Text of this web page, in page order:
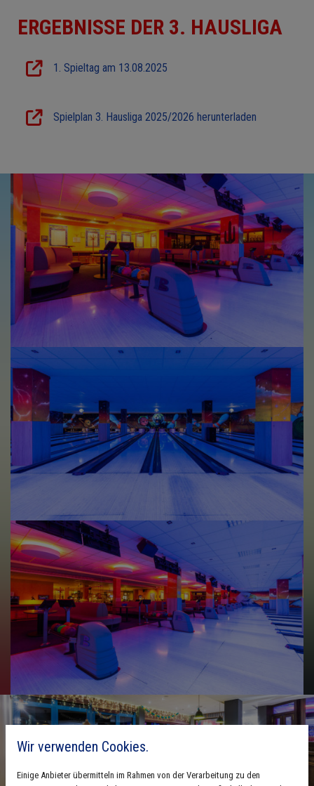
ERGEBNISSE DER 3. HAUSLIGA
1. Spieltag am 13.08.2025
Spielplan 3. Hausliga 2025/2026 herunterladen
SPIELTAGE DER
MITTWOCHSLIGA 1
Wir verwenden Cookies.
Einige Anbieter übermitteln im Rahmen von der Verarbeitung zu den